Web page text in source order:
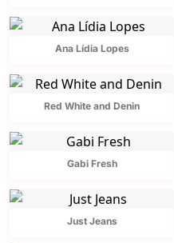
Ana Lídia Lopes
Red White and Denin
Gabi Fresh
Just Jeans